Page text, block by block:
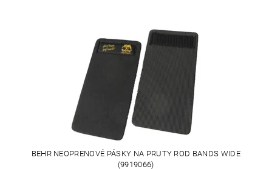
BEHR NEOPRENOVÉ PÁSKY NA PRUTY ROD BANDS WIDE
(9919066)